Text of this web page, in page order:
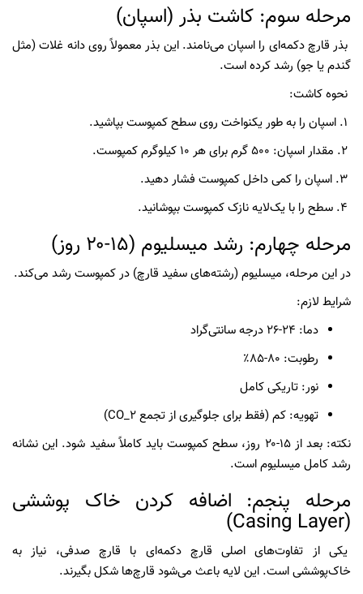
مرحله سوم: کاشت بذر (اسپان)
بذر قارچ دکمه‌ای را اسپان می‌نامند. این بذر معمولاً روی دانه غلات (مثل
گندم یا جو) رشد کرده است.
نحوه کاشت:
مرحله چهارم: رشد میسلیوم (۱۵-۲۰ روز)
در این مرحله، میسلیوم (رشته‌های سفید قارچ) در کمپوست رشد می‌کند.
شرایط لازم:
دما: ۲۴-۲۶ درجه سانتی‌گراد
رطوبت: ۸۰-۸۵٪
نور: تاریکی کامل
تهویه: کم (فقط برای جلوگیری از تجمع CO_2)
نکته: بعد از ۱۵-۲۰ روز، سطح کمپوست باید کاملاً سفید شود. این نشانه
رشد کامل میسلیوم است.
مرحله پنجم: اضافه کردن خاک پوششی
(Casing Layer)
یکی از تفاوت‌های اصلی قارچ دکمه‌ای با قارچ صدفی، نیاز به
خاک‌پوششی است. این لایه باعث می‌شود قارچ‌ها شکل بگیرند.